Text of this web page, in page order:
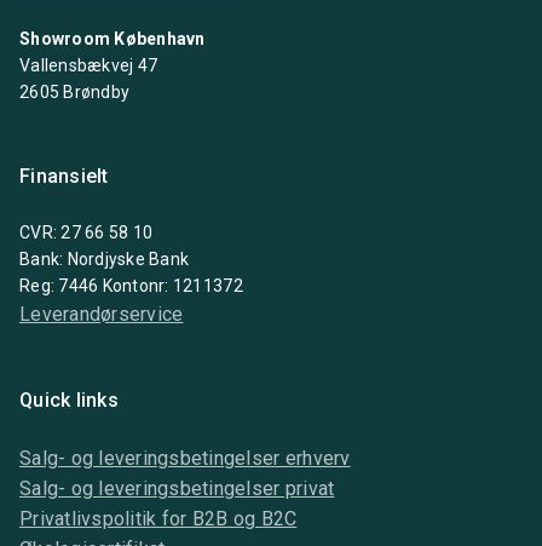
Showroom København
Vallensbækvej 47
2605 Brøndby
Finansielt
CVR: 27 66 58 10
Bank: Nordjyske Bank
Reg: 7446 Kontonr: 1211372
Leverandørservice
Quick links
Salg- og leveringsbetingelser erhverv
Salg- og leveringsbetingelser privat
Privatlivspolitik for B2B og B2C